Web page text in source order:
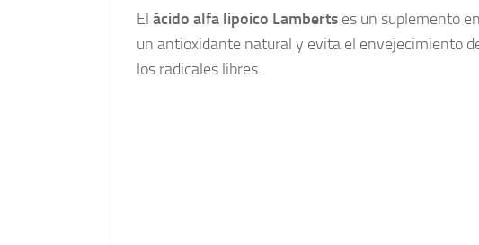
El ácido alfa lipoico Lamberts es un suplemento
un antioxidante natural y evita el envejecimiento
los radicales libres.